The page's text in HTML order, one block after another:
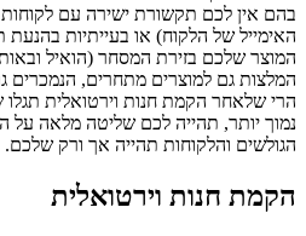
בהם אין לכם תקשורת ישירה עם
האימייל של הלקוח) או בעייתיות
המוצר שלכם בזירת המסחר (הואיל
המלצות גם למוצרים מתחרים,
הרי שלאחר הקמת חנות וירטואלית
נמוך יותר, תהייה לכם שליטה מלאה על
הגולשים והלקוחות תהייה אך ורק שלכם.
הקמת חנות וירטואלית